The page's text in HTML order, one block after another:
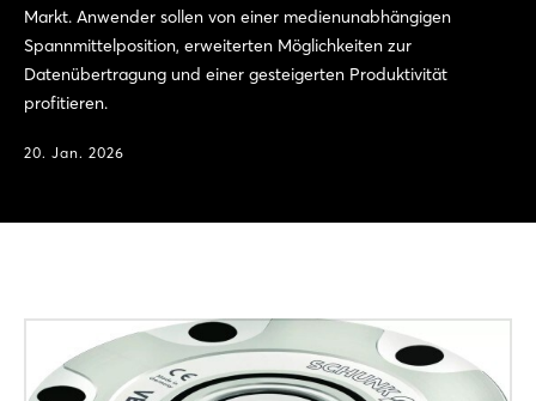
Markt. Anwender sollen von einer medienunabhängigen
Spannmittelposition, erweiterten Möglichkeiten zur
Datenübertragung und einer gesteigerten Produktivität
profitieren.
20. Jan. 2026